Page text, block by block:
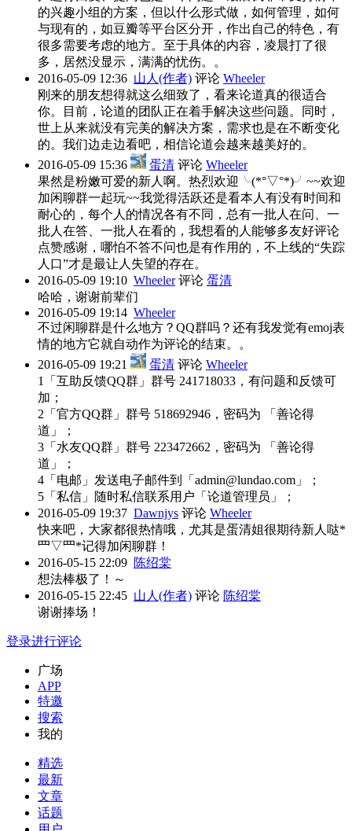
的兴趣小组的方案，但以什么形式做，如何管理，如何
与现有的，如豆瓣等平台区分开，作出自己的特色，有
很多需要考虑的地方。至于具体的内容，凌晨打了很
多，居然没显示，满满的忧伤。。
2016-05-09 12:36 山人(作者) 评论 Wheeler
刚来的朋友想得就这么细致了，看来论道真的很适合
你。目前，论道的团队正在着手解决这些问题。同时，
世上从来就没有完美的解决方案，需求也是在不断变化
的。我们边走边看吧，相信论道会越来越美好的。
2016-05-09 15:36
蛋清 评论 Wheeler
果然是粉嫩可爱的新人啊。热烈欢迎╰(*°▽°*)╯~~欢迎
加闲聊群一起玩~~我觉得活跃还是看本人有没有时间和
耐心的，每个人的情况各有不同，总有一批人在问、一
批人在答、一批人在看的，我想看的人能够多友好评论
点赞感谢，哪怕不答不问也是有作用的，不上线的“失踪
人口”才是最让人失望的存在。
2016-05-09 19:10 Wheeler评论 蛋清
哈哈，谢谢前辈们
2016-05-09 19:14 Wheeler
不过闲聊群是什么地方？QQ群吗？还有我发觉有emoj表
情的地方它就自动作为评论的结束。。
2016-05-09 19:21
蛋清 评论 Wheeler
1「互助反馈QQ群」群号 241718033，有问题和反馈可
加；
2「官方QQ群」群号 518692946，密码为 「善论得
道」；
3「水友QQ群」群号 223472662，密码为 「善论得
道」；
4「电邮」发送电子邮件到「admin@lundao.com」；
5「私信」随时私信联系用户「论道管理员」；
2016-05-09 19:37 Dawnjys 评论 Wheeler
快来吧，大家都很热情哦，尤其是蛋清姐很期待新人哒*
罒▽罒*记得加闲聊群！
2016-05-15 22:09 陈绍棠
想法棒极了！～
2016-05-15 22:45 山人(作者) 评论 陈绍棠
谢谢捧场！
登录进行评论
广场
APP
特邀
搜索
我的
精选
最新
文章
话题